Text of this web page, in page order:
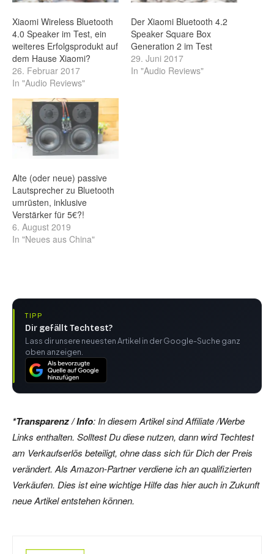
Xiaomi Wireless Bluetooth
4.0 Speaker im Test, ein
weiteres Erfolgsprodukt auf
dem Hause Xiaomi?
26. Februar 2017
In "Audio Reviews"
Der Xiaomi Bluetooth 4.2
Speaker Square Box
Generation 2 im Test
29. Juni 2017
In "Audio Reviews"
Alte (oder neue) passive
Lautsprecher zu Bluetooth
umrüsten, inklusive
Verstärker für 5€?!
6. August 2019
In "Neues aus China"
TIPP
Dir gefällt Techtest?
Lass dir unsere neuesten Artikel in der Google-Suche ganz
oben anzeigen.
*Transparenz / Info: In diesem Artikel sind Affiliate /Werbe
Links enthalten. Solltest Du diese nutzen, dann wird Techtest
am Verkaufserlös beteiligt, ohne dass sich für Dich der Preis
verändert. Als Amazon-Partner verdiene ich an qualifizierten
Verkäufen. Dies ist eine wichtige Hilfe das hier auch in Zukunft
neue Artikel entstehen können.